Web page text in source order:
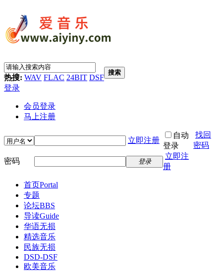
热搜: WAV FLAC 24BIT DSF
搜索
登录
会员登录
马上注册
立即注册
自动
登录
找回
密码
密码
登录
立即注
册
首页Portal
专题
论坛BBS
导读Guide
华语无损
精选音乐
民族无损
DSD-DSF
欧美音乐